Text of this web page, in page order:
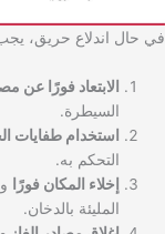
في حال اندلاع حريق،
الابتعاد فورًا عن
السيطرة.
استخدام طفايات
التحكم به.
إخلاء المكان فورًا
المليئة بالدخان.